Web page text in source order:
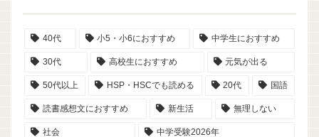
40代 小5・小6におすすめ 中学生におすすめ
30代 高校生におすすめ 元気が出る
50代以上 HSP・HSCでも読める 20代 国語
読書感想文におすすめ 新生活 無理しない
社会 中学受験2026年